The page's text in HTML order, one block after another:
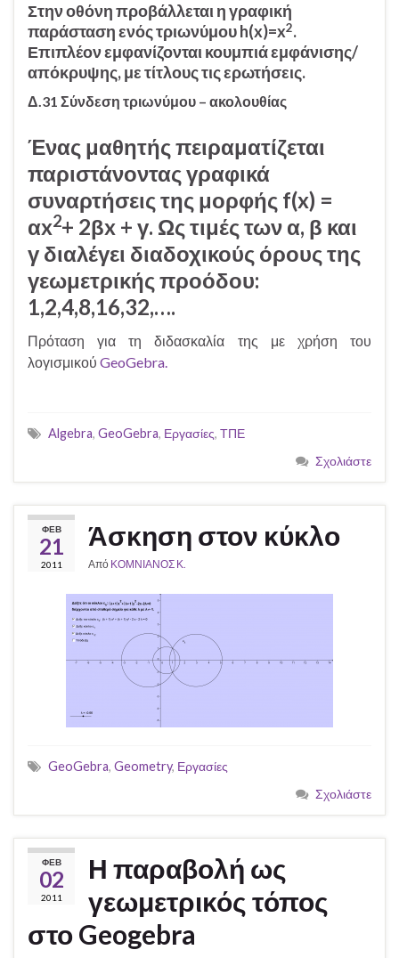
Στην οθόνη προβάλλεται η γραφική
παράσταση ενός τριωνύμου h(x)=x2.
Επιπλέον εμφανίζονται κουμπιά εμφάνισης/
απόκρυψης, με τίτλους τις ερωτήσεις.
Δ.31 Σύνδεση τριωνύμου – ακολουθίας
Ένας μαθητής πειραματίζεται
παριστάνοντας γραφικά
συναρτήσεις της μορφής f(x) =
αx2+ 2βx + γ. Ως τιμές των α, β και
γ διαλέγει διαδοχικούς όρους της
γεωμετρικής προόδου:
1,2,4,8,16,32,….
Πρόταση για τη διδασκαλία της με χρήση του
λογισμικού GeoGebra.
Algebra, GeoGebra, Εργασίες, ΤΠΕ
Σχολιάστε
ΦΕΒ
21
2011
Άσκηση στον κύκλο
Από ΚΟΜΝΙΑΝΟΣ Κ.
GeoGebra, Geometry, Εργασίες
Σχολιάστε
ΦΕΒ
02
2011
Η παραβολή ως
γεωμετρικός τόπος
στο Geogebra